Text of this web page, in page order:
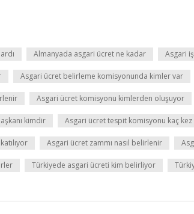
Almanyada asgari ücret ne kadar Asgari
Asgari ücret belirleme komisyonunda kimler var
Asgari ücret komisyonu kimlerden oluşuyor
kimdir Asgari ücret tespit komisyonu kaç kez
Asgari ücret zammı nasıl belirlenir
Türkiyede asgari ücreti kim belirliyor